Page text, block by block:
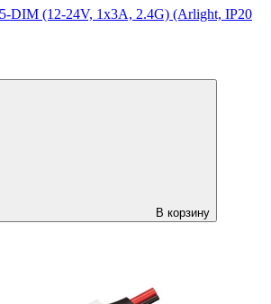
DIM (12-24V, 1x3A, 2.4G) (Arlight, IP20
В корзину